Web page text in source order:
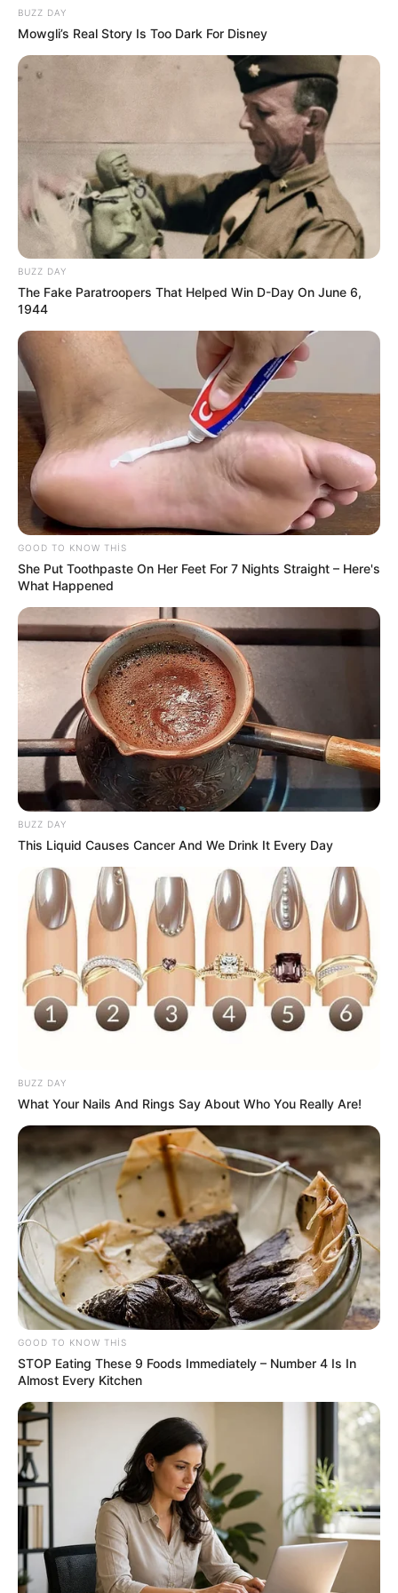
97
18:15 / 05 Avqust 2026
Kolleclərdə ən yüksək təhsil haqqı olan
17:59 / 05 Avqust 2026
Buz kimi içkilər mədəyə necə təsir edir?
Mütəxəssislər açıqladı
17:45 / 05 Avqust 2026 TİBB
Davamlı qarın köpü təhlükəli ola bilər –
Həkimdən xəbərdarlığı
92 0
17:30 / 05 Avqust 2026 HÜQUQ
Vəkil alimentlə bağlı valideynlərin bilməli
olduğu hüquqlarıaçıqladı
80
17:10 / 05 Avqust 2026 MARAQLI
BUZZ DAY
Mowgli’s Real Story Is Too Dark For Disney
BUZZ DAY
The Fake Paratroopers That Helped Win D-Day On June 6,
1944
GOOD TO KNOW THIS
She Put Toothpaste On Her Feet For 7 Nights Straight – Here's
What Happened
BUZZ DAY
This Liquid Causes Cancer And We Drink It Every Day
BUZZ DAY
What Your Nails And Rings Say About Who You Really Are!
GOOD TO KNOW THIS
STOP Eating These 9 Foods Immediately – Number 4 Is In
Almost Every Kitchen